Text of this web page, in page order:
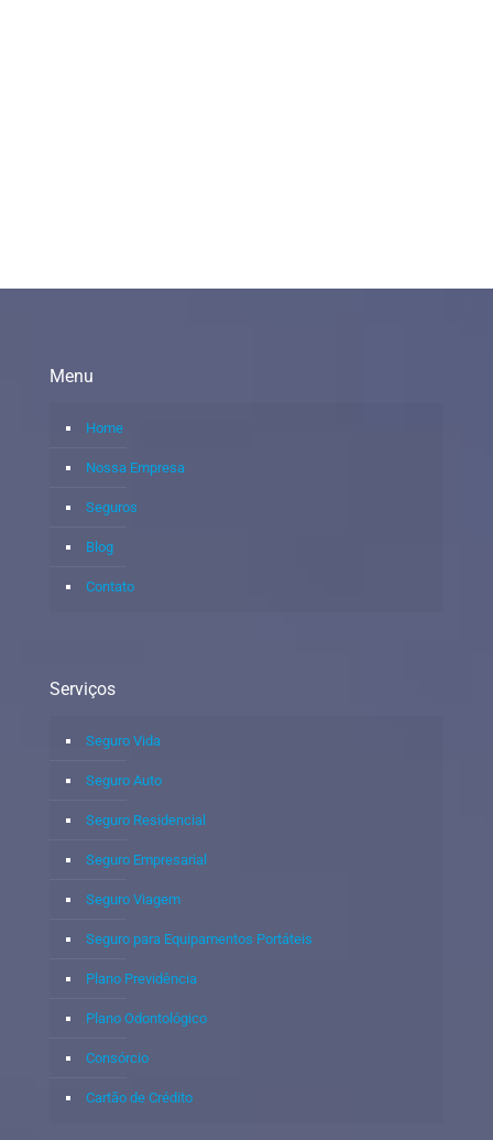
Menu
Home
Nossa Empresa
Seguros
Blog
Contato
Serviços
Seguro Vida
Seguro Auto
Seguro Residencial
Seguro Empresarial
Seguro Viagem
Seguro para Equipamentos Portáteis
Plano Previdência
Plano Odontológico
Consórcio
Cartão de Crédito